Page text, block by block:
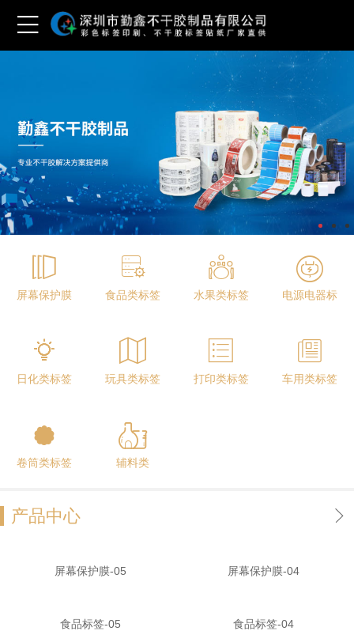
屏幕保护膜 食品类标签 水果类标签 电源电器标
日化类标签 玩具类标签 打印类标签 车用类标签
卷筒类标签 辅料类
产品中心
屏幕保护膜-05 屏幕保护膜-04
食品标签-05 食品标签-04